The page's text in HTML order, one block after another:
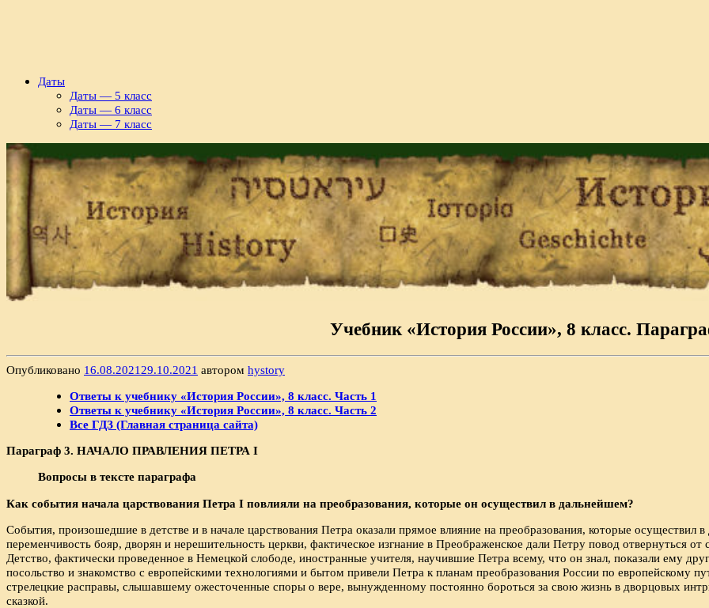
Даты
Даты — 5 класс
Даты — 6 класс
Даты — 7 класс
Учебник «История России», 8 класс.
Опубликовано 16.08.2021 29.10.2021 автором hystory
Ответы к учебнику «История России», 8 класс. Часть 1
Ответы к учебнику «История России», 8 класс. Часть 2
Все ГДЗ (Главная страница сайта)
Параграф 3. НАЧАЛО ПРАВЛЕНИЯ ПЕТРА I
Вопросы в тексте параграфа
Как события начала царствования Петра I повлияли на преобразования, которые он осуществил в дальнейшем?
События, произошедшие в детстве и в начале царствования Петра оказали прямое влияние на преобразования, которые осуществил
переменчивость бояр, дворян и нерешительность церкви, фактическое изгнание в Преображенское дали Петру повод отвернуться
Детство, фактически проведенное в Немецкой слободе, иностранные учителя, научившие Петра всему, что он знал, показали ему
посольство и знакомство с европейскими технологиями и бытом привели Петра к планам преобразования России по европейскому
стрелецкие расправы, слышавшему ожесточенные споры о вере, вынужденному постоянно бороться за свою жизнь в дворцовых
сказкой.